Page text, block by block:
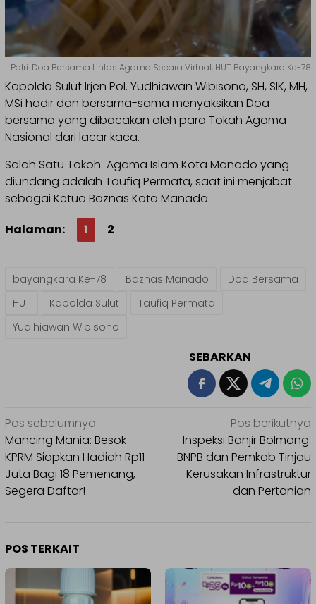
Polri: Doa Bersama Lintas Agama Secara Virtual, HUT Bayangkara Ke-78
Kapolda Sulut Irjen Pol. Yudhiawan Wibisono, SH, SIK, MH,
MSi hadir dan bersama-sama menyaksikan Doa
bersama yang dibacakan oleh para Tokah Agama
Nasional dari lacar kaca.
Salah Satu Tokoh Agama Islam Kota Manado yang
diundang adalah Taufiq Permata, saat ini menjabat
sebagai Ketua Baznas Kota Manado.
Halaman:
1 2
bayangkara Ke-78 Baznas Manado
Doa Bersama
HUT
Kapolda Sulut
Taufiq Permata
Yudihiawan Wibisono
SEBARKAN
Navigasi
pos
Pos sebelumnya
Mancing Mania: Besok
KPRM Siapkan Hadiah Rp11
Juta Bagi 18 Pemenang,
Segera Daftar!
Pos berikutnya
Inspeksi Banjir Bolmong:
BNPB dan Pemkab Tinjau
Kerusakan Infrastruktur
dan Pertanian
POS TERKAIT